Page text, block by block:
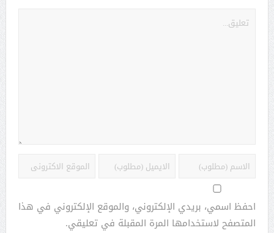
احفظ اسمي، بريدي الإلكتروني، والموقع الإلكتروني في هذا
المتصفح لاستخدامها المرة المقبلة في تعليقي.